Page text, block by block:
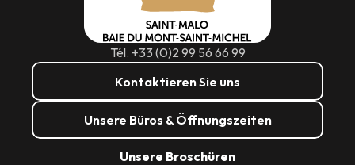
Tél. +33 (0)2 99 56 66 99
Kontaktieren Sie uns
Unsere Büros & Öffnungszeiten
Unsere Broschüren